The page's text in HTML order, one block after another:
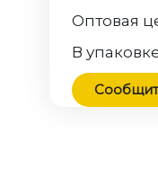
Оптовая
В